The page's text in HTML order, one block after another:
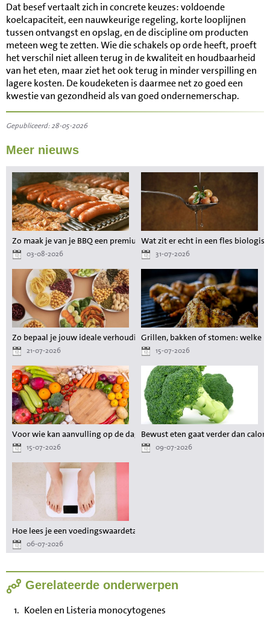
Dat besef vertaalt zich in concrete keuzes: voldoende
koelcapaciteit, een nauwkeurige regeling, korte looplijnen
tussen ontvangst en opslag, en de discipline om producten
meteen weg te zetten. Wie die schakels op orde heeft, proeft
het verschil niet alleen terug in de kwaliteit en houdbaarheid
van het eten, maar ziet het ook terug in minder verspilling en
lagere kosten. De koudeketen is daarmee net zo goed een
kwestie van gezondheid als van goed ondernemerschap.
Gepubliceerd: 28-05-2026
Meer nieuws
Zo maak je van je BBQ een premium maaltijd zonder gedoe
03-08-2026
Wat zit er echt in een fles
31-07-2026
Zo bepaal je jouw ideale verhouding aan voedingsstoffen tijdens het
21-07-2026
Grillen, bakken of stomen: welke
15-07-2026
Voor wie kan aanvulling op de dagelijkse voeding waardevol zijn?
15-07-2026
Bewust eten gaat verder dan
09-07-2026
Hoe lees je een voedingswaardetabel als je wilt afvallen?
06-07-2026
Gerelateerde onderwerpen
Koelen en Listeria monocytogenes